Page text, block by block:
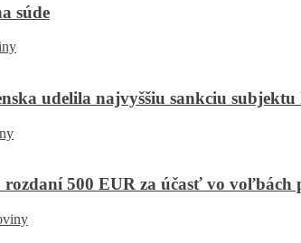
súde
udelila najvyššiu sankciu
500 EUR za účasť vo